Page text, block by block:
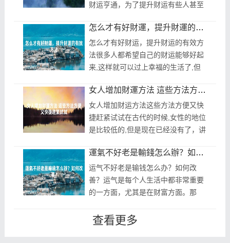
财运亨通，为了提升财运有些人甚至
过对于普通人来说，其实一些简单而
持续...
怎么才有好財運，提升財運的有效方法
怎么才有好财运，提升财运的有效方
法很多人都希望自己的财运能够好起
来,这样就可以过上幸福的生活了,但
运不好。其实我们可以通过一些方法
来增...
女人增加財運方法 這些方法方便又快捷趕緊試試
女人增加财运方法这些方法方便又快
捷赶紧试试在古代的时候,女性的地位
是比较低的,但是现在已经没有了，讲
比于从前已经有了很大的提升,也可
以...
運氣不好老是輸錢怎么辦？如何改善？
运气不好老是输钱怎么办？如何改
善？运气是每个人生活中都非常重要
的一方面，尤其是在财富方面。那
你发觉自己老是输钱，那么可能是运
查看更多